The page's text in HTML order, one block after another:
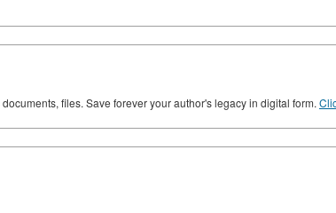
files. Save forever your author's legacy in digital form.